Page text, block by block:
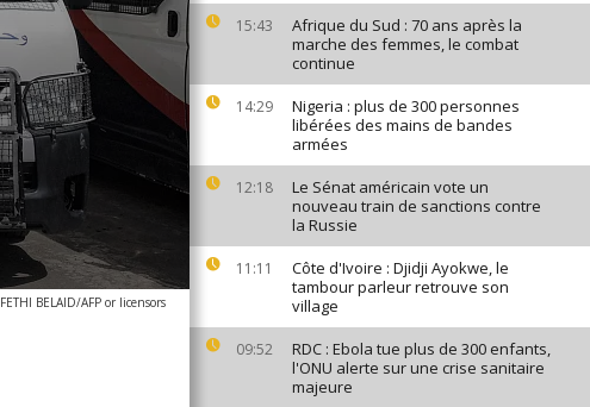
15:43
Afrique du Sud : 70 ans après la
marche des femmes, le combat
continue
14:29
Nigeria : plus de 300 personnes
libérées des mains de bandes
armées
12:18
Le Sénat américain vote un
nouveau train de sanctions contre
la Russie
11:11
Côte d'Ivoire : Djidji Ayokwe, le
tambour parleur retrouve son
village
09:52
RDC : Ebola tue plus de 300 enfants,
l'ONU alerte sur une crise sanitaire
majeure
FETHI BELAID/AFP or licensors